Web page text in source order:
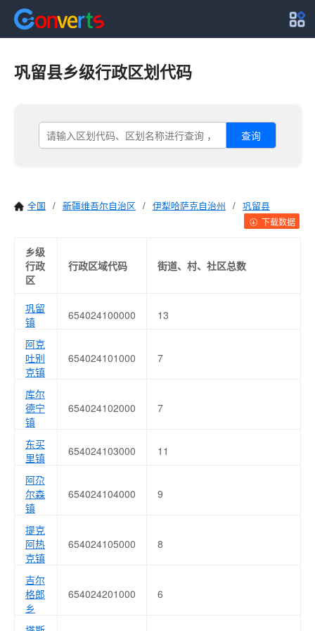
巩留县乡级行政区划代码
查询
全国 / 新疆维吾尔自治区 / 伊犁哈萨克自治州 / 巩留县
下载数据
乡级
行政
区
行政区域代码 街道、村、社区总数
巩留
镇
654024100000 13
阿克
吐别
克镇
654024101000 7
库尔
德宁
镇
654024102000 7
东买
里镇
654024103000 11
阿尕
尔森
镇
654024104000 9
提克
阿热
克镇
654024105000 8
吉尔
格郎
乡
654024201000 6